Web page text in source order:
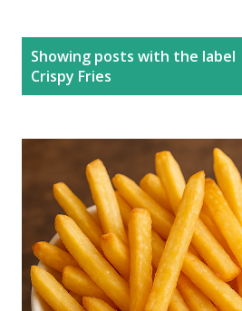
Showing posts with the label
Crispy Fries